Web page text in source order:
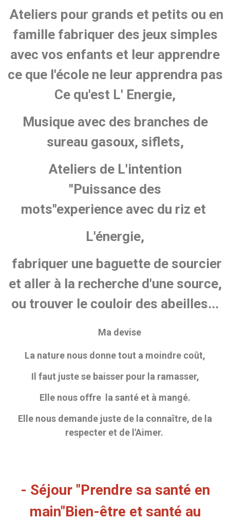
Ateliers pour grands et petits ou en
famille fabriquer des jeux simples
avec vos enfants et leur apprendre
ce que l'école ne leur apprendra pas
Ce qu'est L' Energie,
Musique avec des branches de
sureau gasoux, siflets,
Ateliers de L'intention
"Puissance des
mots"experience avec du riz et
L'énergie,
fabriquer une baguette de sourcier
et aller à la recherche d'une source,
ou trouver le couloir des abeilles...
Ma devise
La nature nous donne tout a moindre coût,
Il faut juste se baisser pour la ramasser,
Elle nous offre la santé et à mangé.
Elle nous demande juste de la connaître, de la
respecter et de l'Aimer.
- Séjour "Prendre sa santé en
main"Bien-être et santé au